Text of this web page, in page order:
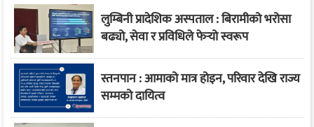
लुम्बिनी प्रादेशिक अस्पताल : बिरामीको भरोसा
बढ्यो, सेवा र प्रविधिले फेर्‍यो स्वरूप
स्तनपान : आमाको मात्र होइन, परिवार देखि राज्य
सम्मको दायित्व